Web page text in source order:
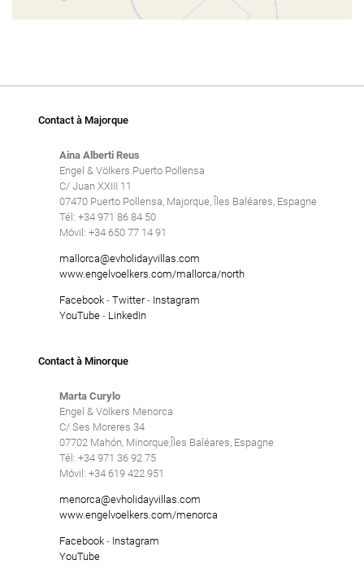
Contact à Majorque
Aina Alberti Reus
Engel & Völkers Puerto Pollensa
C/ Juan XXIII 11
07470 Puerto Pollensa, Majorque, Îles Baléares, Espagne
Tél: +34 971 86 84 50
Móvil: +34 650 77 14 91
mallorca@evholidayvillas.com
www.engelvoelkers.com/mallorca/north
Facebook- Twitter- Instagram
YouTube- LinkedIn
Contact à Minorque
Marta Curylo
Engel & Völkers Menorca
C/ Ses Moreres 34
07702 Mahón, Minorque,Îles Baléares, Espagne
Tél: +34 971 36 92 75
Móvil: +34 619 422 951
menorca@evholidayvillas.com
www.engelvoelkers.com/menorca
Facebook- Instagram
YouTube